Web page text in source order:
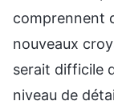
comprennent
nouveaux
serait difficile
niveau de